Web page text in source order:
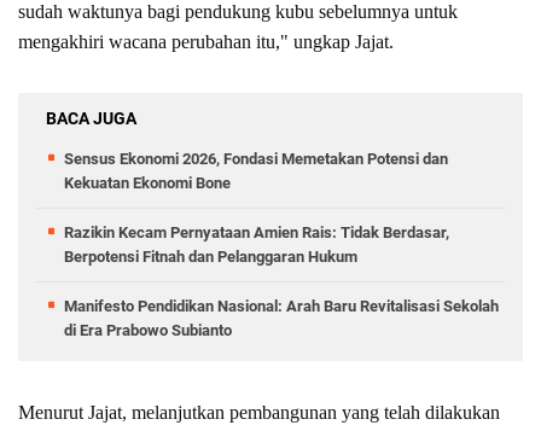
sudah waktunya bagi pendukung kubu sebelumnya untuk
mengakhiri wacana perubahan itu," ungkap Jajat.
BACA JUGA
Sensus Ekonomi 2026, Fondasi Memetakan Potensi dan
Kekuatan Ekonomi Bone
Razikin Kecam Pernyataan Amien Rais: Tidak Berdasar,
Berpotensi Fitnah dan Pelanggaran Hukum
Manifesto Pendidikan Nasional: Arah Baru Revitalisasi Sekolah
di Era Prabowo Subianto
Menurut Jajat, melanjutkan pembangunan yang telah dilakukan